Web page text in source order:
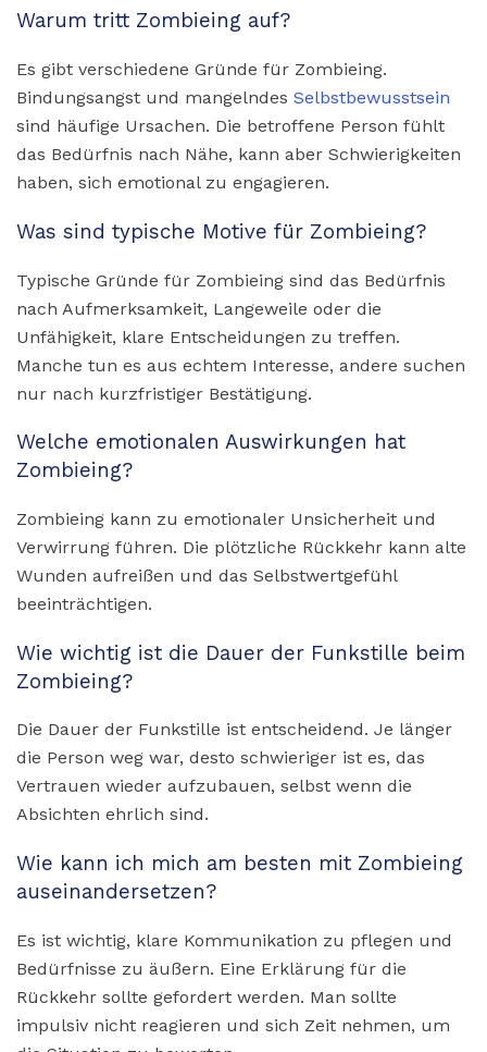
Warum tritt Zombieing auf?
Es gibt verschiedene Gründe für Zombieing.
Bindungsangst und mangelndes Selbstbewusstsein
sind häufige Ursachen. Die betroffene Person fühlt
das Bedürfnis nach Nähe, kann aber Schwierigkeiten
haben, sich emotional zu engagieren.
Was sind typische Motive für Zombieing?
Typische Gründe für Zombieing sind das Bedürfnis
nach Aufmerksamkeit, Langeweile oder die
Unfähigkeit, klare Entscheidungen zu treffen.
Manche tun es aus echtem Interesse, andere suchen
nur nach kurzfristiger Bestätigung.
Welche emotionalen Auswirkungen hat
Zombieing?
Zombieing kann zu emotionaler Unsicherheit und
Verwirrung führen. Die plötzliche Rückkehr kann alte
Wunden aufreißen und das Selbstwertgefühl
beeinträchtigen.
Wie wichtig ist die Dauer der Funkstille beim
Zombieing?
Die Dauer der Funkstille ist entscheidend. Je länger
die Person weg war, desto schwieriger ist es, das
Vertrauen wieder aufzubauen, selbst wenn die
Absichten ehrlich sind.
Wie kann ich mich am besten mit Zombieing
auseinandersetzen?
Es ist wichtig, klare Kommunikation zu pflegen und
Bedürfnisse zu äußern. Eine Erklärung für die
Rückkehr sollte gefordert werden. Man sollte
impulsiv nicht reagieren und sich Zeit nehmen, um